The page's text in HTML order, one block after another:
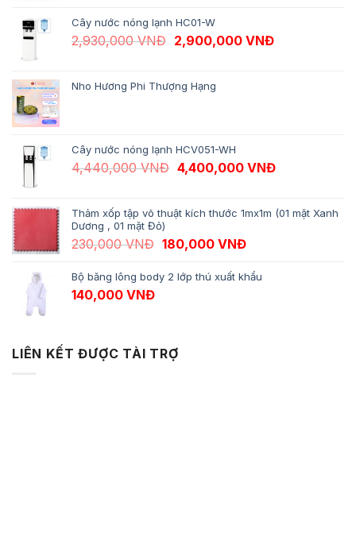
Cây nước nóng lạnh HC01-W
2,930,000VNĐ Giá gốc là: 2,930,000 VNĐ.
2,900,000 VNĐGiá hiện tại
Nho Hương Phi Thượng Hạng
Cây nước nóng lạnh HCV051-WH
4,440,000VNĐ Giá gốc là: 4,440,000 VNĐ.
4,400,000 VNĐGiá hiện tại
Thảm xốp tập võ thuật kích thước 1mx1m (01 mặt Xanh
Dương , 01 mặt Đỏ)
230,000VNĐ Giá gốc là: 230,000 VNĐ.
180,000 VNĐGiá hiện tại là:
Bộ băng lông body 2 lớp thú xuất khẩu
140,000 VNĐ
LIÊN KẾT ĐƯỢC TÀI TRỢ